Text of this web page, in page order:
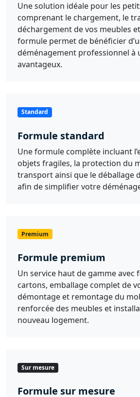
Une solution idéale pour les
comprenant le chargement, le
déchargement de vos meubles
formule permet de bénéficier
déménagement professionnel à
avantageux.
Standard
Formule standard
Une formule complète incluant
objets fragiles, la protection du
transport ainsi que le déballage
afin de simplifier votre
Premium
Formule premium
Un service haut de gamme
cartons, emballage complet de
démontage et remontage du
renforcée des meubles et
nouveau logement.
Sur mesure
Formule sur mesure